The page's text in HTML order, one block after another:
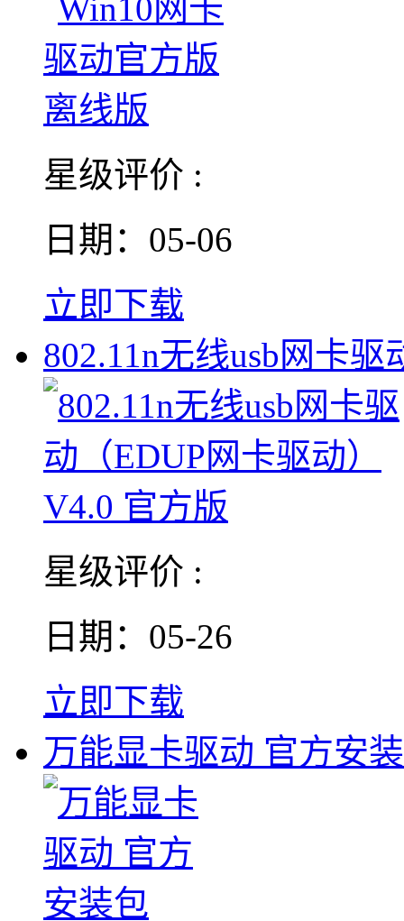
星级评价 :
日期：05-06
立即下载
802.11n无线usb网卡驱
星级评价 :
日期：05-26
立即下载
万能显卡驱动 官方安